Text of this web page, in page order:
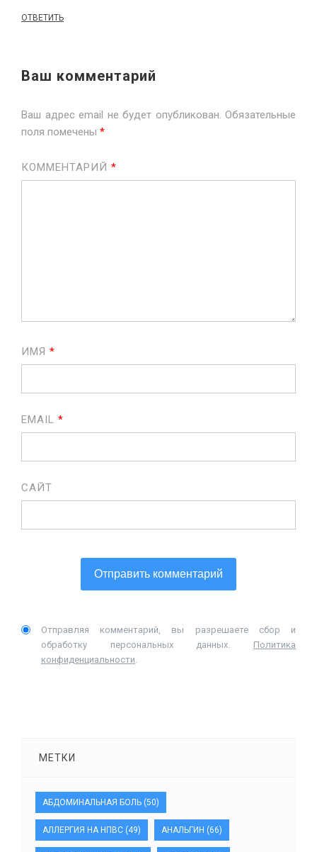
ОТВЕТИТЬ
Ваш комментарий
Ваш адрес email не будет опубликован. Обязательные
поля помечены *
КОММЕНТАРИЙ *
ИМЯ *
EMAIL *
САЙТ
Отправляя комментарий, вы разрешаете сбор и
обработку персональных данных. Политика
конфиденциальности.
МЕТКИ
АБДОМИНАЛЬНАЯ БОЛЬ (50)
АЛЛЕРГИЯ НА НПВС (49) АНАЛЬГИН (66)